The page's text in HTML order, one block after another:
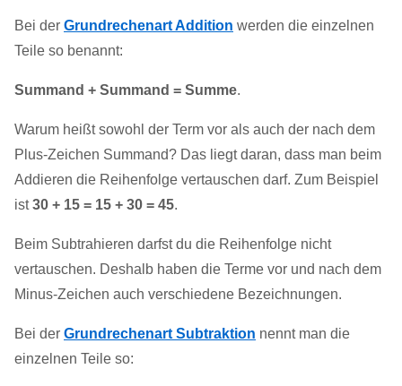
Bei der Grundrechenart Addition werden die einzelnen
Teile so benannt:
Summand + Summand = Summe.
Warum heißt sowohl der Term vor als auch der nach dem
Plus-Zeichen Summand? Das liegt daran, dass man beim
Addieren die Reihenfolge vertauschen darf. Zum Beispiel
ist30 + 15 = 15 + 30 = 45.
Beim Subtrahieren darfst du die Reihenfolge nicht
vertauschen. Deshalb haben die Terme vor und nach dem
Minus-Zeichen auch verschiedene Bezeichnungen.
Bei der Grundrechenart Subtraktion nennt man die
einzelnen Teile so: